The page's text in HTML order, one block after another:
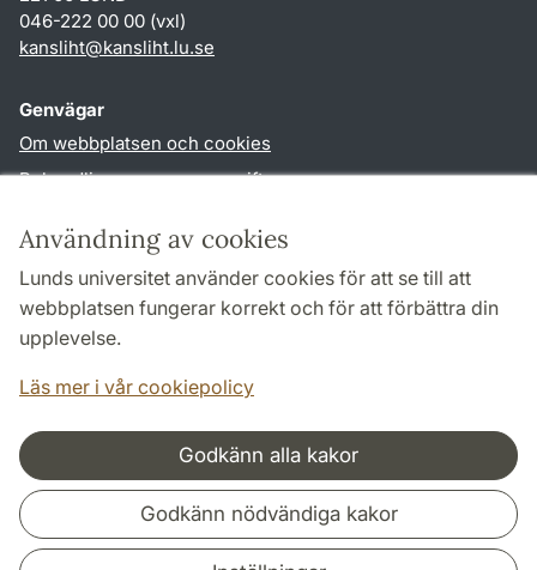
Användning av cookies
Lunds universitet använder cookies för att se till att
webbplatsen fungerar korrekt och för att förbättra din
upplevelse.
Läs mer i vår cookiepolicy
Godkänn alla kakor
Godkänn nödvändiga kakor
046-222 00 00 (vxl)
kansliht@kansliht.lu.se
Genvägar
Om webbplatsen och cookies
Behandling av personuppgifter
TYPO3-login
Följ oss i sociala medier
Samarbeten och nätverk